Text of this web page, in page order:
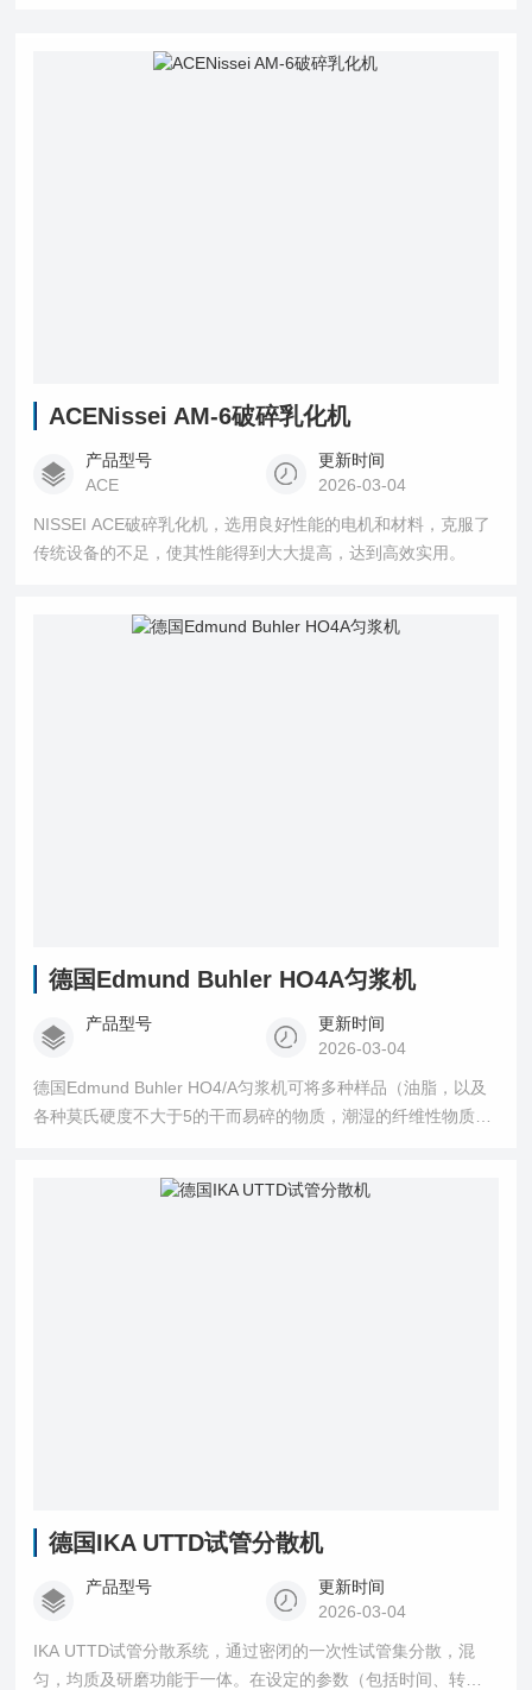
ACENissei AM-6破碎乳化机
产品型号
ACE
更新时间
2026-03-04
NISSEI ACE破碎乳化机，选用良好性能的电机和材料，克服了
传统设备的不足，使其性能得到大大提高，达到高效实用。
德国Edmund Buhler HO4A匀浆机
产品型号
更新时间
2026-03-04
德国Edmund Buhler HO4/A匀浆机可将多种样品（油脂，以及
各种莫氏硬度不大于5的干而易碎的物质，潮湿的纤维性物质，
德国IKA UTTD试管分散机
产品型号
更新时间
2026-03-04
IKA UTTD试管分散系统，通过密闭的一次性试管集分散，混
匀，均质及研磨功能于一体。在设定的参数（包括时间、转速